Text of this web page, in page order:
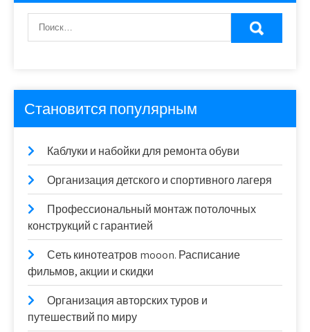
Становится популярным
Каблуки и набойки для ремонта обуви
Организация детского и спортивного лагеря
Профессиональный монтаж потолочных
конструкций с гарантией
Сеть кинотеатров mooon. Расписание
фильмов, акции и скидки
Организация авторских туров и
путешествий по миру